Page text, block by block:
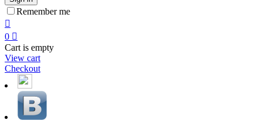
Remember me

0 
Cart is empty
View cart
Checkout